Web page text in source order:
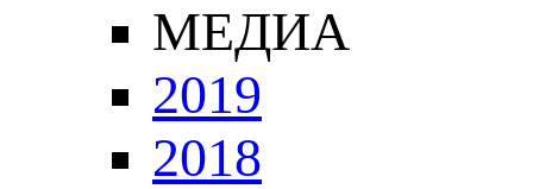
МЕДИА
2019
2018